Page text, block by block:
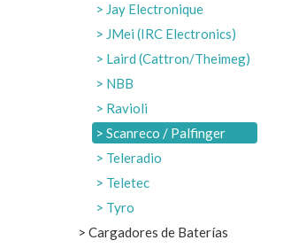
Jay Electronique
JMei (IRC Electronics)
Laird (Cattron/Theimeg)
NBB
Ravioli
Scanreco / Palfinger
Teleradio
Teletec
Tyro
Cargadores de Baterías